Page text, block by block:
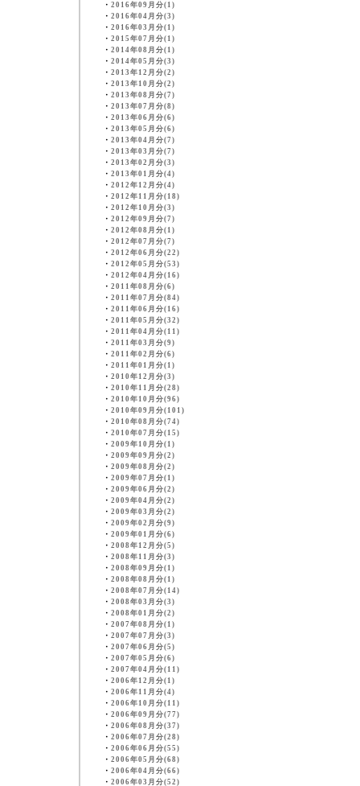
・ 2016年09月分(1)
・ 2016年04月分(3)
・ 2016年03月分(1)
・ 2015年07月分(1)
・ 2014年08月分(1)
・ 2014年05月分(3)
・ 2013年12月分(2)
・ 2013年10月分(2)
・ 2013年08月分(7)
・ 2013年07月分(8)
・ 2013年06月分(6)
・ 2013年05月分(6)
・ 2013年04月分(7)
・ 2013年03月分(7)
・ 2013年02月分(3)
・ 2013年01月分(4)
・ 2012年12月分(4)
・ 2012年11月分(18)
・ 2012年10月分(3)
・ 2012年09月分(7)
・ 2012年08月分(1)
・ 2012年07月分(7)
・ 2012年06月分(22)
・ 2012年05月分(53)
・ 2012年04月分(16)
・ 2011年08月分(6)
・ 2011年07月分(84)
・ 2011年06月分(16)
・ 2011年05月分(32)
・ 2011年04月分(11)
・ 2011年03月分(9)
・ 2011年02月分(6)
・ 2011年01月分(1)
・ 2010年12月分(3)
・ 2010年11月分(28)
・ 2010年10月分(96)
・ 2010年09月分(101)
・ 2010年08月分(74)
・ 2010年07月分(15)
・ 2009年10月分(1)
・ 2009年09月分(2)
・ 2009年08月分(2)
・ 2009年07月分(1)
・ 2009年06月分(2)
・ 2009年04月分(2)
・ 2009年03月分(2)
・ 2009年02月分(9)
・ 2009年01月分(6)
・ 2008年12月分(5)
・ 2008年11月分(3)
・ 2008年09月分(1)
・ 2008年08月分(1)
・ 2008年07月分(14)
・ 2008年03月分(3)
・ 2008年01月分(2)
・ 2007年08月分(1)
・ 2007年07月分(3)
・ 2007年06月分(5)
・ 2007年05月分(6)
・ 2007年04月分(11)
・ 2006年12月分(1)
・ 2006年11月分(4)
・ 2006年10月分(11)
・ 2006年09月分(77)
・ 2006年08月分(37)
・ 2006年07月分(28)
・ 2006年06月分(55)
・ 2006年05月分(68)
・ 2006年04月分(66)
・ 2006年03月分(52)